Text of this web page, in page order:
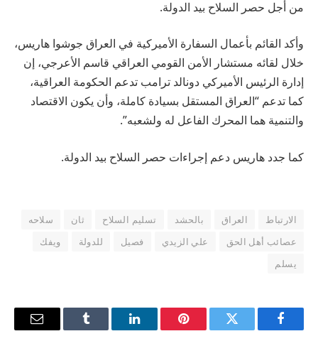
من أجل حصر السلاح بيد الدولة.
وأكد القائم بأعمال السفارة الأميركية في العراق جوشوا هاريس،
خلال لقائه مستشار الأمن القومي العراقي قاسم الأعرجي، إن
إدارة الرئيس الأميركي دونالد ترامب تدعم الحكومة العراقية،
كما تدعم “العراق المستقل بسيادة كاملة، وأن يكون الاقتصاد
والتنمية هما المحرك الفاعل له ولشعبه”.
كما جدد هاريس دعم إجراءات حصر السلاح بيد الدولة.
الارتباط العراق بالحشد تسليم السلاح ثان
سلاحه
عصائب أهل الحق
علي الزيدي فصيل للدولة
ويفك
يسلم
فيسبوك تويتر بينتيريستلينكدإن Tumblr
البريد